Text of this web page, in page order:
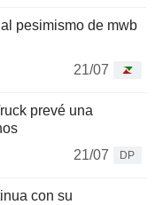
pesimismo de mwb
21/07
prevé una
21/07
DP
con su